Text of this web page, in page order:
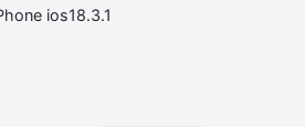
ios18.3.1